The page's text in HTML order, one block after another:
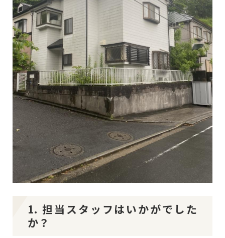
1. 担当スタッフはいかがでした
か？